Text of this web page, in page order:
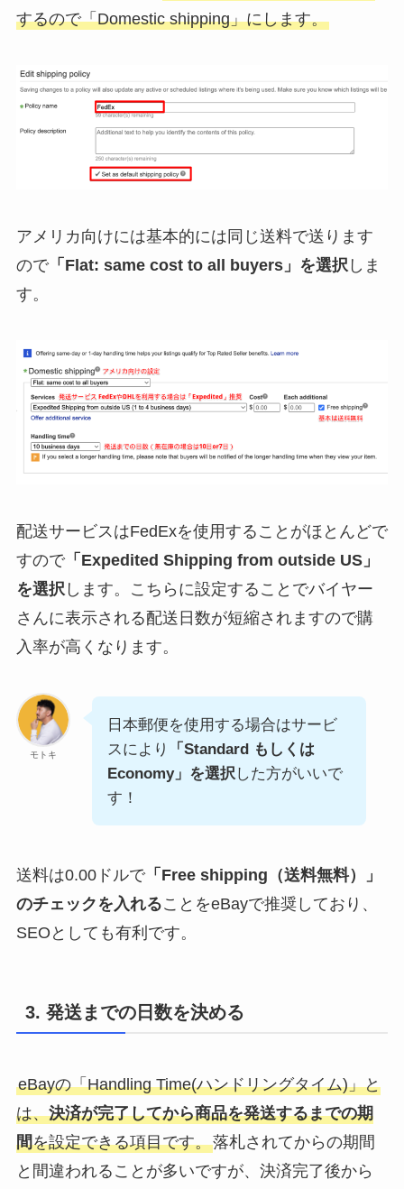
するので「Domestic shipping」にします。
アメリカ向けには基本的には同じ送料で送ります
ので「Flat: same cost to all buyers」を選択 しま
す。
配送サービスはFedExを使用することがほとんどで
すので「Expedited Shipping from outside US」
を選択 します。こちらに設定することでバイヤー
さんに表示される配送日数が短縮されますので購
入率が高くなります。
モトキ
日本郵便を使用する場合はサービ
スにより
「Standard もしくは
Economy」を選択 した方がいいで
す！
送料は0.00ドルで「Free shipping（送料無料）」
のチェックを入れることをeBayで推奨しており、
SEOとしても有利です。
3. 発送までの日数を決める
eBayの「Handling Time(ハンドリングタイム)」と
は、決済が完了してから商品を発送するまでの期
間を設定できる項目です。落札されてからの期間
と間違われることが多いですが、決済完了後から